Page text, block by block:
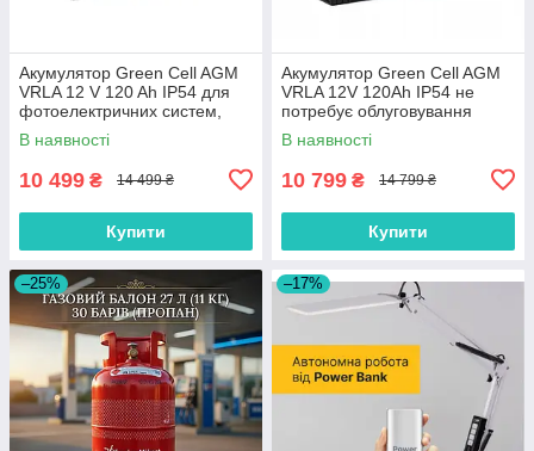
Акумулятор Green Cell AGM
VRLA 12 V 120 Ah IP54 для
фотоелектричних систем,
яхт, човнів, сонячних панелей
В наявності
10 499 ₴ 14 499 ₴
Купити
Акумулятор Green Cell AGM
VRLA 12V 120Ah IP54 не
потребує облуговування
(термін служби - 5 років)
В наявності
10 799 ₴ 14 799 ₴
Купити
–25% –17%